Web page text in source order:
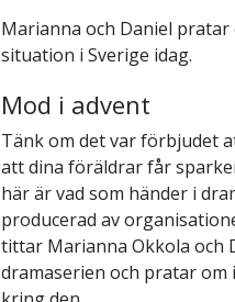
Marianna och Daniel
situation i Sverige idag.
Mod i advent
Tänk om det var förbjudet
att dina föräldrar får
här är vad som händer i
producerad av
tittar Marianna Okkola och
dramaserien och pratar